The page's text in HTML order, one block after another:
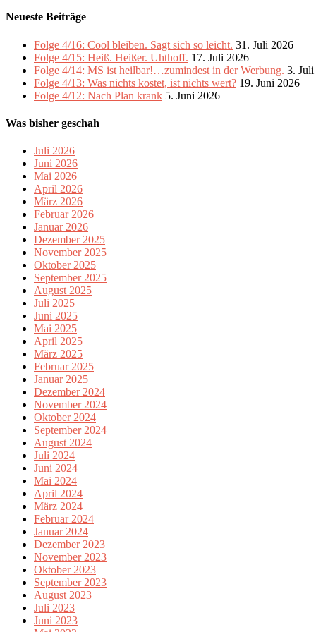
Neueste Beiträge
Folge 4/16: Cool bleiben. Sagt sich so leicht. 31. Juli 2026
Folge 4/15: Heiß. Heißer. Uhthoff. 17. Juli 2026
Folge 4/14: MS ist heilbar!…zumindest in der Werbung. 3.
Folge 4/13: Was nichts kostet, ist nichts wert? 19. Juni 2026
Folge 4/12: Nach Plan krank 5. Juni 2026
Was bisher geschah
Juli 2026
Juni 2026
Mai 2026
April 2026
März 2026
Februar 2026
Januar 2026
Dezember 2025
November 2025
Oktober 2025
September 2025
August 2025
Juli 2025
Juni 2025
Mai 2025
April 2025
März 2025
Februar 2025
Januar 2025
Dezember 2024
November 2024
Oktober 2024
September 2024
August 2024
Juli 2024
Juni 2024
Mai 2024
April 2024
März 2024
Februar 2024
Januar 2024
Dezember 2023
November 2023
Oktober 2023
September 2023
August 2023
Juli 2023
Juni 2023